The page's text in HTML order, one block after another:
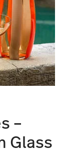
–
Glass